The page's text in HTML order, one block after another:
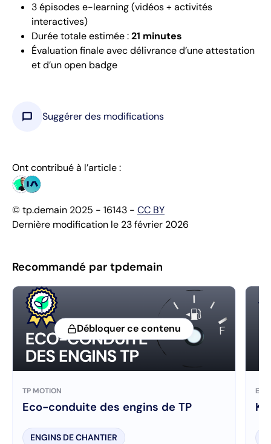
3 épisodes e-learning (vidéos + activités
interactives)
Durée totale estimée :21 minutes
Évaluation finale avec délivrance d’une attestation
et d’un open badge
chat_bubble Suggérer des modifications
Ont contribué à l’article :
© tp.demain 2025 - 16143 - CC BY
Dernière modification le 23 février 2026
Recommandé par tpdemain
Débloquer ce contenu
TP MOTION
Eco-conduite des engins de TP
ENGINS DE CHANTIER
E-